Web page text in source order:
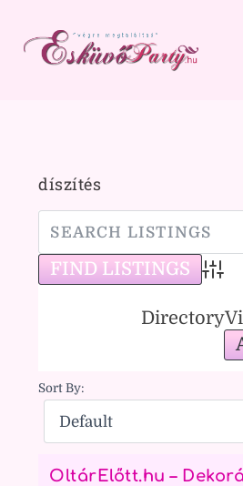
díszítés
Directory
Sort By:
OltárElőtt.hu –